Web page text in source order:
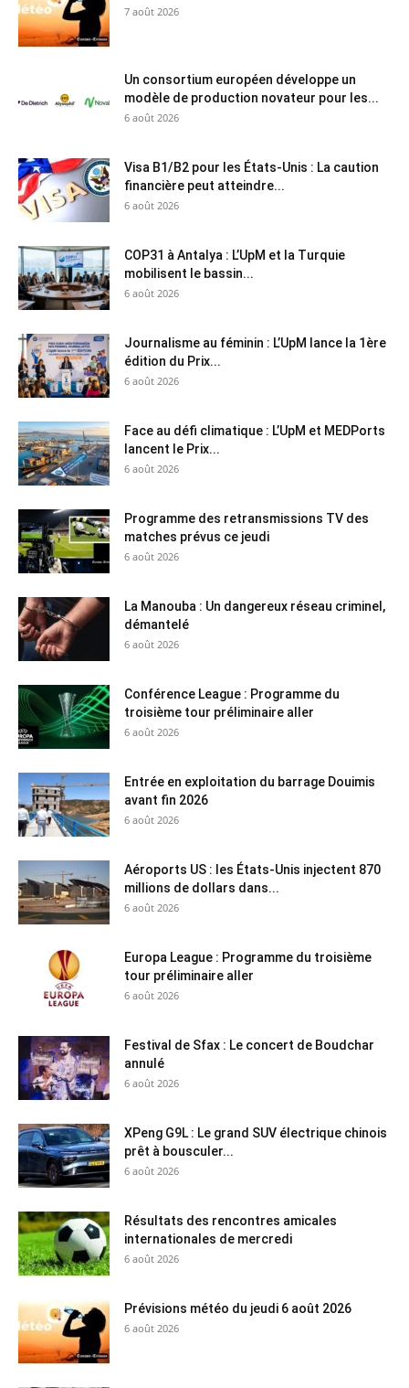
7 août 2026
Un consortium européen développe un
modèle de production novateur pour les...
6 août 2026
Visa B1/B2 pour les États-Unis : La caution
financière peut atteindre...
6 août 2026
COP31 à Antalya : L’UpM et la Turquie
mobilisent le bassin...
6 août 2026
Journalisme au féminin : L’UpM lance la 1ère
édition du Prix...
6 août 2026
Face au défi climatique : L’UpM et MEDPorts
lancent le Prix...
6 août 2026
Programme des retransmissions TV des
matches prévus ce jeudi
6 août 2026
La Manouba : Un dangereux réseau criminel,
démantelé
6 août 2026
Conférence League : Programme du
troisième tour préliminaire aller
6 août 2026
Entrée en exploitation du barrage Douimis
avant fin 2026
6 août 2026
Aéroports US : les États-Unis injectent 870
millions de dollars dans...
6 août 2026
Europa League : Programme du troisième
tour préliminaire aller
6 août 2026
Festival de Sfax : Le concert de Boudchar
annulé
6 août 2026
XPeng G9L : Le grand SUV électrique chinois
prêt à bousculer...
6 août 2026
Résultats des rencontres amicales
internationales de mercredi
6 août 2026
Prévisions météo du jeudi 6 août 2026
6 août 2026